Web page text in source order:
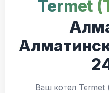
Termet
Ваш котел Termet